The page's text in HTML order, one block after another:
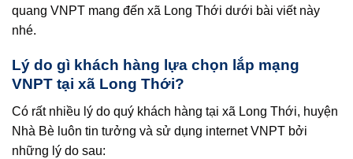
quang VNPT mang đến xã Long Thới dưới bài viết này
nhé.
Lý do gì khách hàng lựa chọn lắp mạng
VNPT tại xã Long Thới?
Có rất nhiều lý do quý khách hàng tại xã Long Thới, huyện
Nhà Bè luôn tin tưởng và sử dụng internet VNPT bởi
những lý do sau: